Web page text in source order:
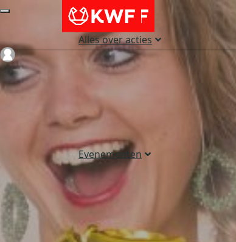
Alles over acties
Evenementen
Login